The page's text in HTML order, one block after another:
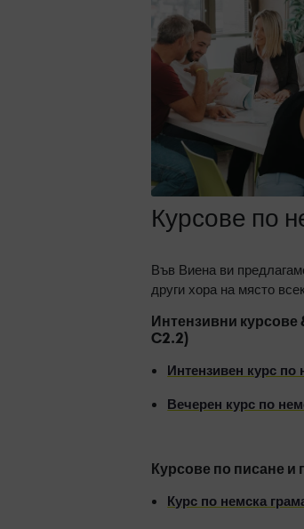
Курсове по
Във Виена ви
други хора на място
Интензивни курсове
C2.2)
Интензивен курс
Вечерен курс по
Курсове по писане и
Курс по немска